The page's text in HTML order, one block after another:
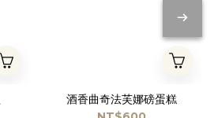
酒香曲奇法芙娜磅蛋糕